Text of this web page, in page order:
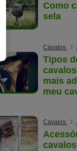
Como
sela
Cavalos
Tipos
mais
meu
Cavalos
cavalos